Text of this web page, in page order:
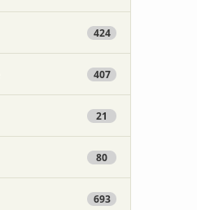
424
407
21
80
693